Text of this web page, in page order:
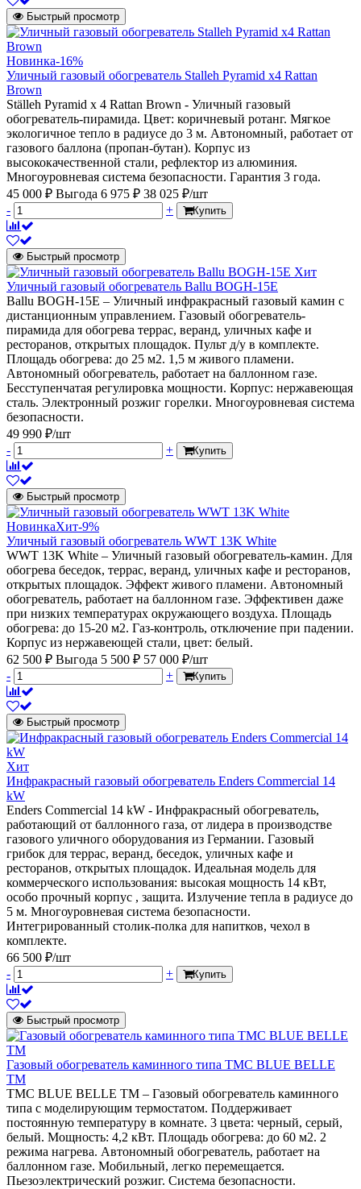
Быстрый просмотр
Новинка-16%
Уличный газовый обогреватель Stalleh Pyramid x4 Rattan
Brown
Ställeh Pyramid x 4 Rattan Brown - Уличный газовый
обогреватель-пирамида. Цвет: коричневый ротанг. Мягкое
экологичное тепло в радиусе до 3 м. Автономный, работает от
газового баллона (пропан-бутан). Корпус из
высококачественной стали, рефлектор из алюминия.
Многоуровневая система безопасности. Гарантия 3 года.
45 000 ₽ Выгода 6 975 ₽ 38 025 ₽/шт
-
+ Купить
Быстрый просмотр
Хит
Уличный газовый обогреватель Ballu BOGH-15Е
Ballu BOGH-15E – Уличный инфракрасный газовый камин с
дистанционным управлением. Газовый обогреватель-
пирамида для обогрева террас, веранд, уличных кафе и
ресторанов, открытых площадок. Пульт д/у в комплекте.
Площадь обогрева: до 25 м2. 1,5 м живого пламени.
Автономный обогреватель, работает на баллонном газе.
Бесступенчатая регулировка мощности. Корпус: нержавеющая
сталь. Электронный розжиг горелки. Многоуровневая система
безопасности.
49 990 ₽/шт
-
+ Купить
Быстрый просмотр
НовинкаХит-9%
Уличный газовый обогреватель WWT 13K White
WWT 13K White – Уличный газовый обогреватель-камин. Для
обогрева беседок, террас, веранд, уличных кафе и ресторанов,
открытых площадок. Эффект живого пламени. Автономный
обогреватель, работает на баллонном газе. Эффективен даже
при низких температурах окружающего воздуха. Площадь
обогрева: до 15-20 м2. Газ-контроль, отключение при падении.
Корпус из нержавеющей стали, цвет: белый.
62 500 ₽ Выгода 5 500 ₽ 57 000 ₽/шт
-
+ Купить
Быстрый просмотр
Хит
Инфракрасный газовый обогреватель Enders Commercial 14
kW
Enders Commercial 14 kW - Инфракрасный обогреватель,
работающий от баллонного газа, от лидера в производстве
газового уличного оборудования из Германии. Газовый
грибок для террас, веранд, беседок, уличных кафе и
ресторанов, открытых площадок. Идеальная модель для
коммерческого использования: высокая мощность 14 кВт,
особо прочный корпус , защита. Излучение тепла в радиусе до
5 м. Многоуровневая система безопасности.
Интегрированный столик-полка для напитков, чехол в
комплекте.
66 500 ₽/шт
-
+ Купить
Быстрый просмотр
Газовый обогреватель каминного типа TMC BLUE BELLE
TM
TMC BLUE BELLE TM – Газовый обогреватель каминного
типа с моделирующим термостатом. Поддерживает
постоянную температуру в комнате. 3 цвета: черный, серый,
белый. Мощность: 4,2 кВт. Площадь обогрева: до 60 м2. 2
режима нагрева. Автономный обогреватель, работает на
баллонном газе. Мобильный, легко перемещается.
Пьезоэлектрический розжиг. Система безопасности.